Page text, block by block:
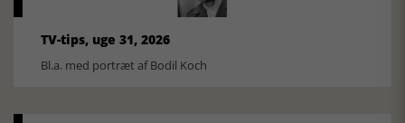
TV-tips, uge 31, 2026
Bl.a. med portræt af Bodil Koch